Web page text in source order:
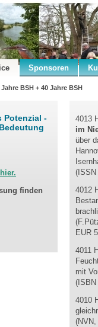
Sponsoren
Jahre BSH + 40 Jahre BSH
Potenzial -
hier.
finden
4013
im
über
4012
EUR
4011
mit
(ISBN
4010
(NVN,